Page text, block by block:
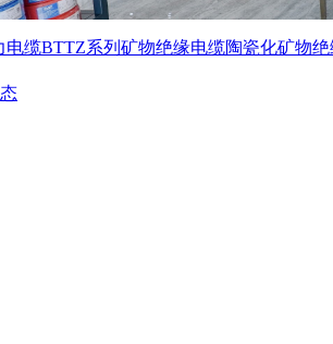
电缆BTTZ系列矿物绝缘电缆陶瓷化矿物